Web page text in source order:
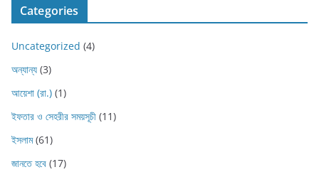
Categories
Uncategorized (4)
অন্যান্য (3)
আয়েশা (রা.) (1)
ইফতার ও সেহরীর সময়সূচী (11)
ইসলাম(61)
জানতে হবে (17)